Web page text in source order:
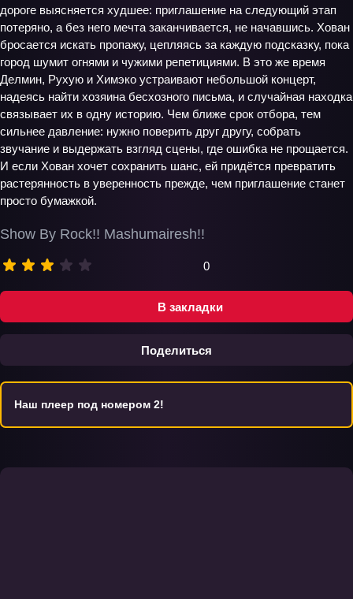
В закладки
Поделиться
Show By Rock!! Mashumairesh!!
0
дороге выясняется худшее: приглашение на следующий этап
потеряно, а без него мечта заканчивается, не начавшись. Хован
бросается искать пропажу, цепляясь за каждую подсказку, пока
город шумит огнями и чужими репетициями. В это же время
Делмин, Рухую и Химэко устраивают небольшой концерт,
надеясь найти хозяина бесхозного письма, и случайная находка
связывает их в одну историю. Чем ближе срок отбора, тем
сильнее давление: нужно поверить друг другу, собрать
звучание и выдержать взгляд сцены, где ошибка не прощается.
И если Хован хочет сохранить шанс, ей придётся превратить
растерянность в уверенность прежде, чем приглашение станет
просто бумажкой.
Наш плеер под номером 2!